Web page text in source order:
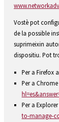
Vostè pot
de la possible
suprimeixin
dispositiu. Pot
Per a Firefox a
Per a Chrome
Per a Explorer
to-manage-